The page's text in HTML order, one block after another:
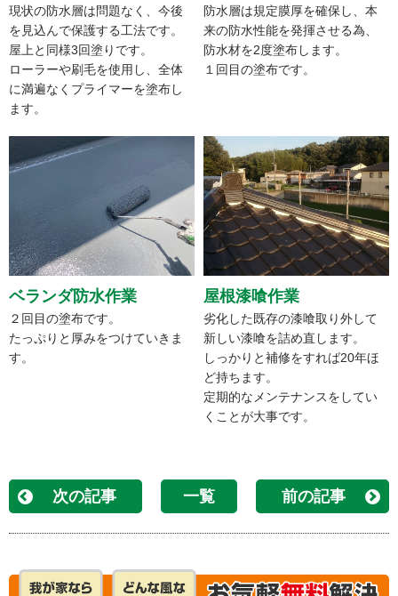
現状の防水層は問題なく、今後
を見込んで保護する工法です。
屋上と同様3回塗りです。
ローラーや刷毛を使用し、全体
に満遍なくプライマーを塗布し
ます。
防水層は規定膜厚を確保し、本
来の防水性能を発揮させる為、
防水材を2度塗布します。
１回目の塗布です。
ベランダ防水作業
２回目の塗布です。
たっぷりと厚みをつけていきま
す。
屋根漆喰作業
劣化した既存の漆喰取り外して
新しい漆喰を詰め直します。
しっかりと補修をすれば20年ほ
ど持ちます。
定期的なメンテナンスをしてい
くことが大事です。
次の記事 一覧 前の記事